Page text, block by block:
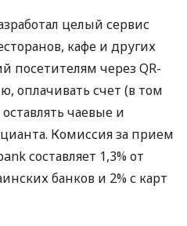
целый сервис
кафе и других
посетителям через QR-
оплачивать счет (в том
чаевые и
Комиссия за прием
составляет 1,3% от
банков и 2% с карт